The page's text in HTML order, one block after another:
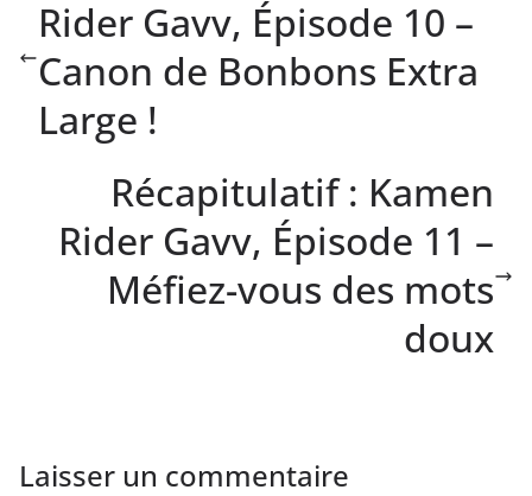
Rider Gavv, Épisode 10 –
Canon de Bonbons Extra
Large !
Récapitulatif : Kamen
Rider Gavv, Épisode 11 –
Méfiez-vous des mots
doux
Laisser un commentaire